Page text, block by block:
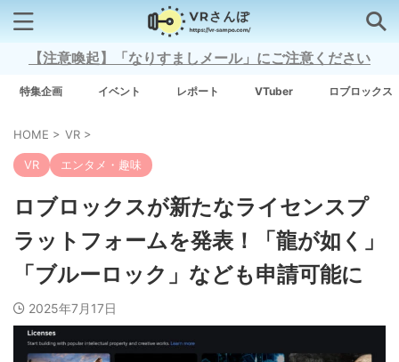
検索はコチラから
Grow A Garden（庭を成長させる）
【注意喚起】「なりすましメール」にご注意ください
特集企画 イベント レポート VTuber ロブロックス
HOME > VR >
VR エンタメ・趣味
ロブロックスが新たなライセンスプ
ラットフォームを発表！「龍が如く」
「ブルーロック」なども申請可能に
2025年7月17日